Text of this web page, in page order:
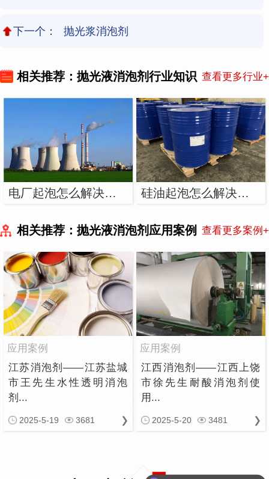
下一个： 抛光浆消泡剂
相关推荐：抛光液消泡剂行业知识 查看更多行业+
电厂起泡怎么解决？用电厂消泡剂 硅油起泡怎么解决？用硅油消泡剂
相关推荐：抛光液消泡剂应用案例 查看更多案例+
应用案例
江苏消泡剂——江苏盐城
市王先生水性透明消泡
剂...
2025-5-19 3681
应用案例
江西消泡剂——江西上饶
市徐先生耐酸消泡剂使
用...
2025-5-20 3481